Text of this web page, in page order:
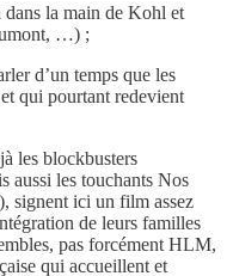
la main de Kohl et
…) ;
d’un temps que les
qui pourtant redevient
les blockbusters
aussi les touchants Nos
signent ici un film assez
de leurs familles
pas forcément HLM,
qui accueillent et